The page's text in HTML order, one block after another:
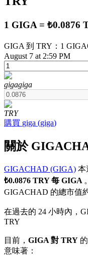
USDT永續
多種以USDT結算
幣本位永續
以數字貨幣為保
美股、外匯、貴
1 GIGA = ₺0.0876
GIGA 到 TRY：1
August 7 at 2:59 PM
gigagiga
TRY
購買 giga (giga)
關於
GIGACHAD (GIGA) 本
₺0.0876 TRY 每 GIGA
GIGACHAD 的總市值
在過去的 24 小時內，
TRY
目前， GIGA 對 TRY
意味著：